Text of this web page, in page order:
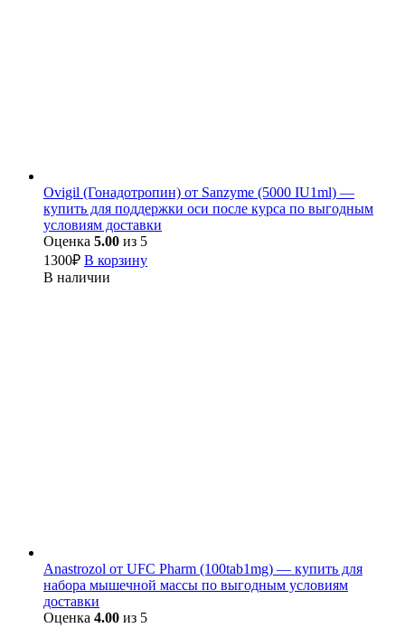
Ovigil (Гонадотропин) от Sanzyme (5000 IU1ml) —
купить для поддержки оси после курса по выгодным
условиям доставки
Оценка 5.00 из 5
1300₽ В корзину
В наличии
Anastrozol от UFC Pharm (100tab1mg) — купить для
набора мышечной массы по выгодным условиям
доставки
Оценка 4.00 из 5